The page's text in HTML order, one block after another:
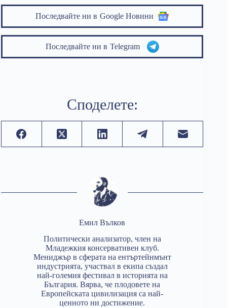
Последвайте ни в Google Новини
Последвайте ни в Telegram
Споделете:
Емил Вълков
Политически анализатор, член на
Младежкия консервативен клуб.
Мениджър в сферата на ентъртейнмънт
индустрията, участвал в екипа създал
най-големия фестивал в историята на
България. Вярва, че плодовете на
Европейската цивилизация са най-
ценното ни достижение.